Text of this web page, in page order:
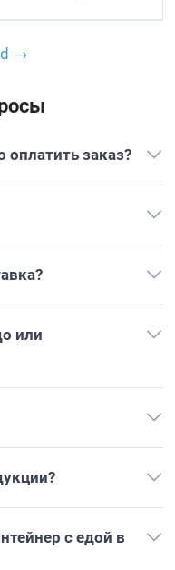
→
заказ?
или
с едой в